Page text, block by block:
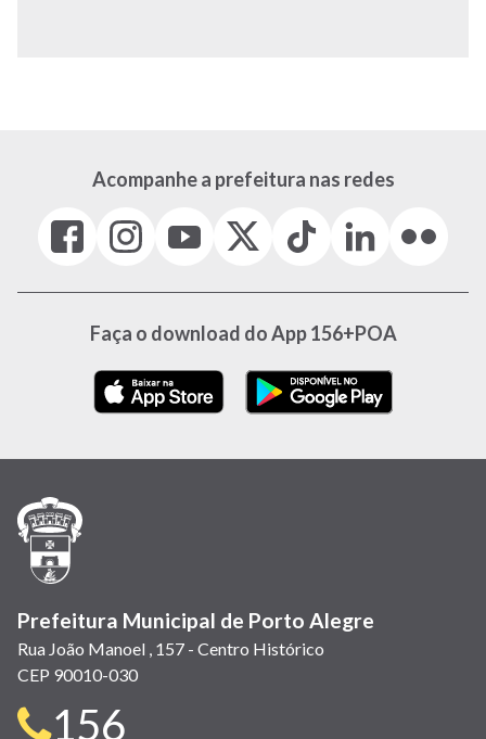
Acompanhe a prefeitura nas redes
Facebook
(link
em
Instagram
(link
em
nova
janela)
(link
em
nova
(Antigo
(link
abre
nova
janela)
Tiktok
(link
em
nova
janela)
LinkedIn
(link
em
nova
(link
em
nova
Faça o download do App 156+POA
Prefeitura Municipal de Porto Alegre
Rua João Manoel , 157 - Centro Histórico
CEP 90010-030
Telefone
156